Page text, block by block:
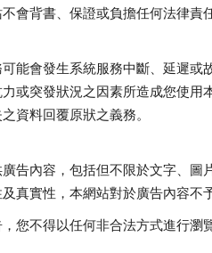
會背書、保證或負擔任何法律責任
能會發生系統服務中斷、延遲
或突發狀況之因素所造成您使
資料回覆原狀之義務。
告內容，包括但不限於文字、
真實性，本網站對於廣告內容不
您不得以任何非合法方式進行